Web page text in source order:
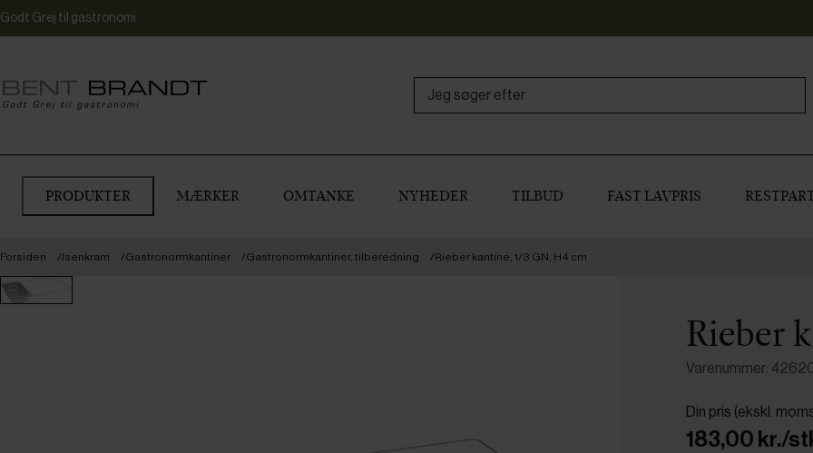
Godt Grej til gastronomi
PRODUKTER MÆRKER OMTANKE NYHEDER TILBUD FAST LAVPRIS
Forsiden Isenkram Gastronormkantiner Gastronormkantiner, tilberedning Rieber kantine, 1/3 GN, H4 cm
Rieber
Varenummer:
Din pris (ekskl.
183,00 kr./